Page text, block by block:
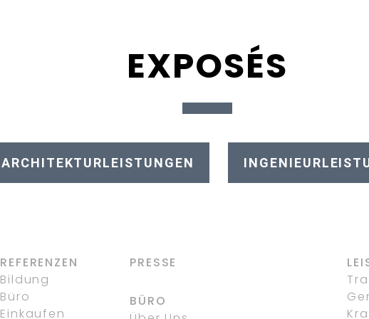
EXPOSÉS
ARCHITEKTURLEISTUNGEN
REFERENZEN
Bildung
Büro
Einkaufen
PRESSE
BÜRO